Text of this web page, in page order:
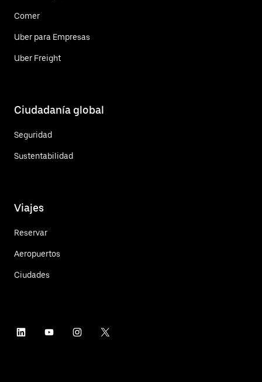
Comer
Uber para Empresas
Uber Freight
Ciudadanía global
Seguridad
Sustentabilidad
Viajes
Reservar
Aeropuertos
Ciudades